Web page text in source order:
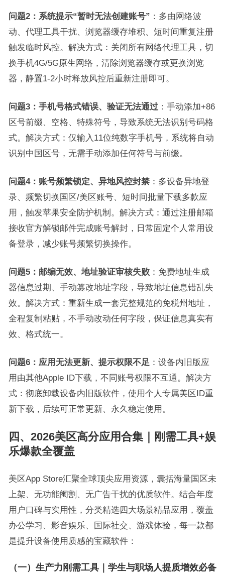
问题2：系统提示“暂时无法创建账号” ：多由网络波
动、代理工具干扰、浏览器缓存堆积、短时间重复注册
触发临时风控。解决方式：关闭所有网络代理工具，切
换手机4G/5G原生网络，清除浏览器缓存或更换浏览
器，静置1-2小时释放风控后重新注册即可。
问题3：手机号格式错误、验证无法通过：手动添加+86
区号前缀、空格、特殊符号，导致系统无法识别号码格
式。解决方式：仅输入11位纯数字手机号，系统将自动
识别中国区号，无需手动添加任何符号与前缀。
问题4：账号频繁锁定、异地风控封禁：多设备异地登
录、频繁切换国区/美区账号、短时间批量下载多款应
用，触发苹果安全防护机制。解决方式：通过注册邮箱
接收官方解锁邮件完成账号解封，日常固定个人常用设
备登录，减少账号频繁切换操作。
问题5：邮编无效、地址验证审核失败：免费地址生成
器信息过期、手动篡改地址字段，导致地址信息错乱失
效。解决方式：重新生成一套完整规范的免税州地址，
全程复制粘贴，不手动改动任何字段，保证信息真实有
效、格式统一。
问题6：应用无法更新、提示权限不足 ：设备内旧版应
用由其他Apple ID下载，不同账号权限不互通。解决方
式：彻底卸载设备内旧版软件，使用个人专属美区ID重
新下载，后续可正常更新、永久稳定使用。
四、2026美区高分应用合集｜刚需工具+娱
乐爆款全覆盖
美区App Store汇聚全球顶尖应用资源，囊括海量国区未
上架、无功能阉割、无广告干扰的优质软件。结合年度
用户口碑与实用性，分类精选四大场景精品应用，覆盖
办公学习、影音娱乐、国际社交、游戏体验，每一款都
是提升设备使用质感的宝藏软件：
（一）生产力刚需工具｜学生与职场人提质增效必备